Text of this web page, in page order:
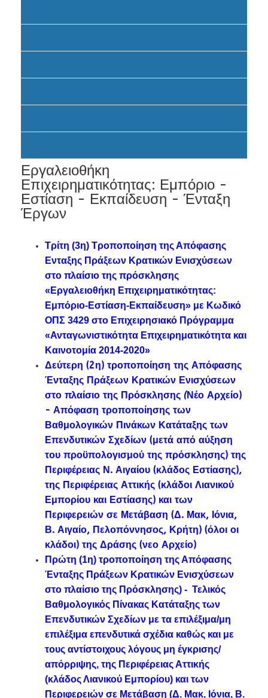
Εργαλειοθήκη
Επιχειρηματικότητας: Εμπόριο -
Εστίαση - Εκπαίδευση - Ένταξη
Έργων
Τρίτη (3η) Τροποποίηση της Απόφασης
Ενταξης Πράξεων Κρατικών Ενισχύσεων
στο πλαίσιο της πρόσκλησης
«Εργαλειοθήκη Επιχειρηματικότητας:
Εμπόριο-Εστίαση-Εκπαίδευση» με Κωδικό
ΟΠΣ 3429 στο Επιχειρησιακό Πρόγραμμα
«Ανταγωνιστικότητα Επιχειρηματικότητα και
Καινοτομία 2014-2020»
Δεύτερη (2η) τροποποίηση της Απόφασης
Ένταξης Πράξεων Κρατικών Ενισχύσεων
στο πλαίσιο της Πρόσκλησης (Νέο Αρχείο)
- Απόφαση τροποποίησης των
Βαθμολογικών Πινάκων Κατάταξης των
Επενδυτικών Σχεδίων (μετά από αύξηση
του προϋπολογισμού της πρόσκλησης) της
Περιφέρειας Ν. Αιγαίου (κλάδος Εστίασης),
της Περιφέρειας Αττικής (κλάδοι Λιανικού
Εμπορίου και Εστίασης) και των
Περιφερειών σε Μετάβαση (Δ. Μακ, Ιόνια,
Β. Αιγαίο, Πελοπόννησος, Κρήτη) (όλοι οι
κλάδοι) της Δράσης (νεο Αρχείο)
Πρώτη (1η) τροποποίηση της Απόφασης
Ένταξης Πράξεων Κρατικών Ενισχύσεων
στο πλαίσιο της Πρόσκλησης) - Τελικός
Βαθμολογικός Πίνακας Κατάταξης των
Επενδυτικών Σχεδίων με τα επιλέξιμα/μη
επιλέξιμα επενδυτικά σχέδια καθώς και με
τους αντίστοιχους λόγους μη έγκρισης/
απόρριψης, της Περιφέρειας Αττικής
(κλάδος Λιανικού Εμπορίου) και των
Περιφερειών σε Μετάβαση (Δ. Μακ, Ιόνια, Β.